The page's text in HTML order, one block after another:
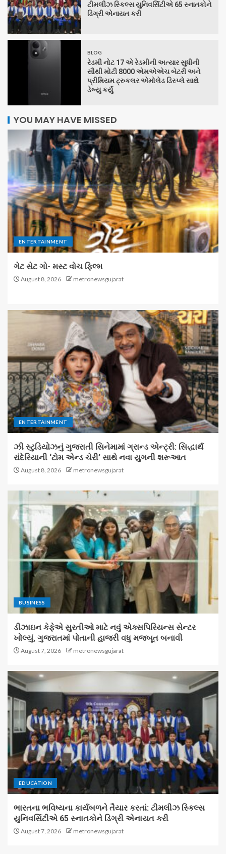
ટીમલીઝ સ્કિલ્સ યુનિવર્સિટીએ 65 સ્નાતકોને
ડિગ્રી એનાયત કરી
BLOG
રેડમી નોટ 17 એ રેડમીની અત્યાર સુધીની
સૌથી મોટી 8000 એમએએચ બેટરી અને
પ્રીમિયમ ટ્રુકલર એમોલેડ ડિસ્પ્લે સાથે
ડેબ્યુ કર્યું
YOU MAY HAVE MISSED
ENTERTAINMENT
ગેટ સેટ ગો- મસ્ટ વોચ ફિલ્મ
August 8, 2026 metronewsgujarat
ENTERTAINMENT
ઝી સ્ટુડિયોઝનું ગુજરાતી સિનેમામાં ગ્રાન્ડ એન્ટ્રી: સિદ્ધાર્થ
રાંદેરિયાની ‘ટોમ એન્ડ ચેરી’ સાથે નવા યુગની શરૂઆત
August 8, 2026 metronewsgujarat
BUSINESS
ડીઝાઇન કેફેએ સુરતીઓ માટે નવું એક્સપિરિયન્સ સેન્ટર
ખોલ્યું, ગુજરાતમાં પોતાની હાજરી વધુ મજબૂત બનાવી
August 7, 2026 metronewsgujarat
EDUCATION
ભારતના ભવિષ્યના કાર્યબળને તૈયાર કરતાં: ટીમલીઝ સ્કિલ્સ
યુનિવર્સિટીએ 65 સ્નાતકોને ડિગ્રી એનાયત કરી
August 7, 2026 metronewsgujarat